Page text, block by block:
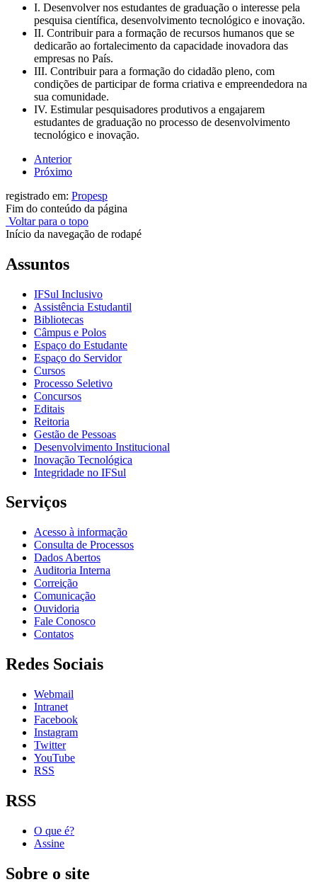
I. Desenvolver nos estudantes de graduação o interesse pela
pesquisa científica, desenvolvimento tecnológico e inovação.
II. Contribuir para a formação de recursos humanos que se
dedicarão ao fortalecimento da capacidade inovadora das
empresas no País.
III. Contribuir para a formação do cidadão pleno, com
condições de participar de forma criativa e empreendedora na
sua comunidade.
IV. Estimular pesquisadores produtivos a engajarem
estudantes de graduação no processo de desenvolvimento
tecnológico e inovação.
Anterior
Próximo
registrado em: Propesp
Fim do conteúdo da página
Voltar para o topo
Início da navegação de rodapé
Assuntos
IFSul Inclusivo
Assistência Estudantil
Bibliotecas
Câmpus e Polos
Espaço do Estudante
Espaço do Servidor
Cursos
Processo Seletivo
Concursos
Editais
Reitoria
Gestão de Pessoas
Desenvolvimento Institucional
Inovação Tecnológica
Integridade no IFSul
Serviços
Acesso à informação
Consulta de Processos
Dados Abertos
Auditoria Interna
Correição
Comunicação
Ouvidoria
Fale Conosco
Contatos
Redes Sociais
Webmail
Intranet
Facebook
Instagram
Twitter
YouTube
RSS
RSS
O que é?
Assine
Sobre o site